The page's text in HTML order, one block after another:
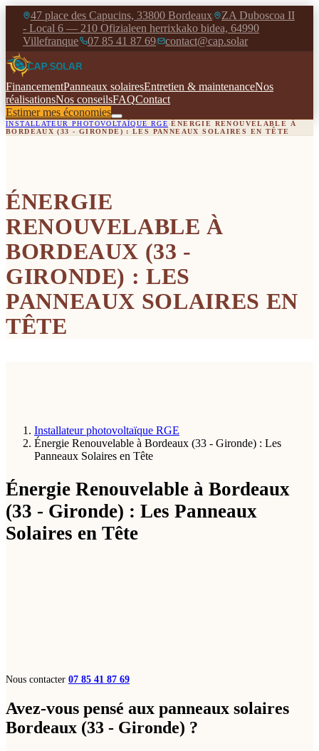
47 place des Capucins, 33800 Bordeaux
ZA Duboscoa II
- Local 6 — 210 Ofizialeen herrixkako bidea, 64990
Villefranque
07 85 41 87 69 contact@cap.solar
FinancementPanneaux solairesEntretien & maintenanceNos
réalisationsNos conseilsFAQContact
Estimer mes économies
INSTALLATEUR PHOTOVOLTAÏQUE RGE ›ÉNERGIE RENOUVELABLE À
BORDEAUX (33 - GIRONDE) : LES PANNEAUX SOLAIRES EN TÊTE
ÉNERGIE
RENOUVELABLE À
BORDEAUX (33 -
GIRONDE) : LES
PANNEAUX SOLAIRES EN
TÊTE
Installateur photovoltaïque RGE
Énergie Renouvelable à Bordeaux (33 - Gironde) : Les
Panneaux Solaires en Tête
Énergie Renouvelable à Bordeaux
(33 - Gironde) : Les Panneaux
Solaires en Tête
Nous contacter 07 85 41 87 69
Avez-vous pensé aux panneaux solaires
Bordeaux (33 - Gironde) ?